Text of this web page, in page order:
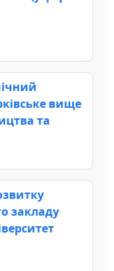
вище
та
закладу